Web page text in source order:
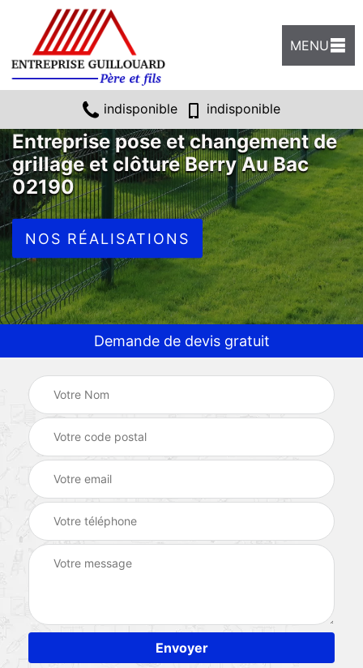
MENU
indisponible indisponible
Entreprise pose et changement de
grillage et clôture Berry Au Bac
02190
NOS RÉALISATIONS
Demande de devis gratuit